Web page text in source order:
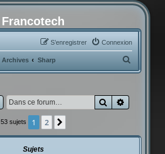
Francotech
Connexion
S’enregistrer
Archives Sharp
e
Rechercher
53 sujets 1 2
Sujets